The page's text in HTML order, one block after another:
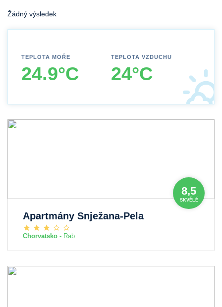
Žádný výsledek
TEPLOTA MOŘE
24.9°C
TEPLOTA VZDUCHU
24°C
8,5
SKVĚLÉ
Apartmány Snježana-Pela
Chorvatsko - Rab